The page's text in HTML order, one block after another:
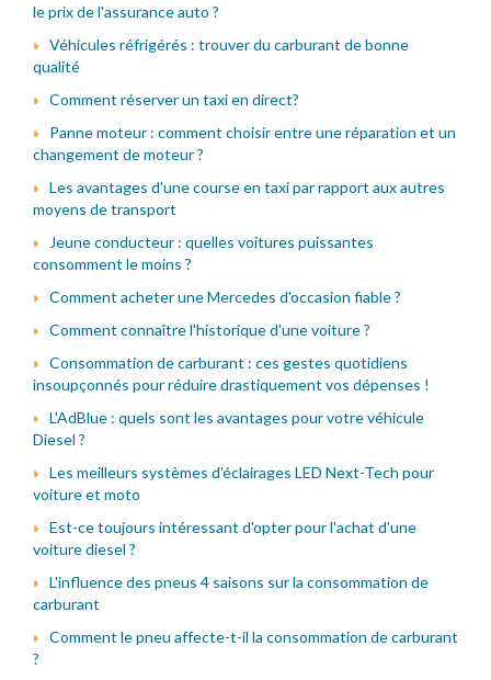
le prix de l'assurance auto ?
Véhicules réfrigérés : trouver du carburant de bonne
qualité
Comment réserver un taxi en direct?
Panne moteur : comment choisir entre une réparation et un
changement de moteur ?
Les avantages d'une course en taxi par rapport aux autres
moyens de transport
Jeune conducteur : quelles voitures puissantes
consomment le moins ?
Comment acheter une Mercedes d'occasion fiable ?
Comment connaître l'historique d'une voiture ?
Consommation de carburant : ces gestes quotidiens
insoupçonnés pour réduire drastiquement vos dépenses !
L'AdBlue : quels sont les avantages pour votre véhicule
Diesel ?
Les meilleurs systèmes d'éclairages LED Next-Tech pour
voiture et moto
Est-ce toujours intéressant d'opter pour l'achat d'une
voiture diesel ?
L'influence des pneus 4 saisons sur la consommation de
carburant
Comment le pneu affecte-t-il la consommation de carburant
?